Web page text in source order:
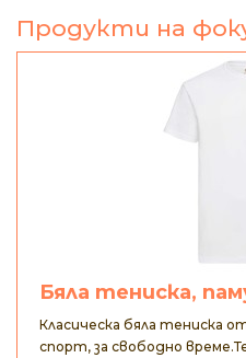
Продукти на
Бяла тениска,
Класическа бяла тениска
спорт, за свободно